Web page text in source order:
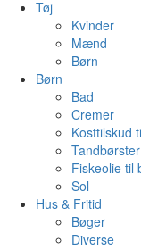
Tøj
Kvinder
Mænd
Børn
Børn
Bad
Cremer
Kosttilskud
Fiskeolie til
Sol
Hus & Fritid
Bøger
Diverse